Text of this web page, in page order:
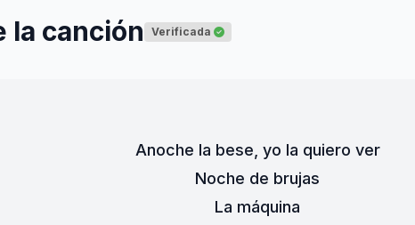
la canción Verificada
Anoche la bese, yo la quiero ver
Noche de brujas
La máquina